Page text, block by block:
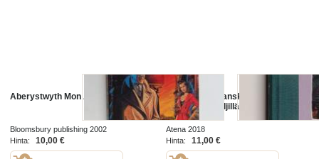
Aberystwyth Mon Amour
Bloomsbury publishing 2002
Hinta:
10,00 €
Mon amour : ranskalaisen
parisuhteen jäljillä
Atena 2018
Hinta:
11,00 €